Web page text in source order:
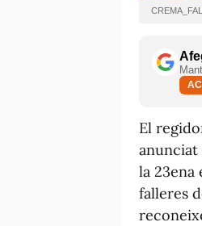
El
anunciat
la 23ena
falleres